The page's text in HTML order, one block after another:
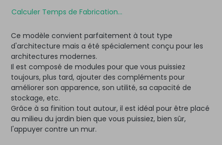
Calculer Temps de Fabrication...
Ce modèle convient parfaitement à tout type
d'architecture mais a été spécialement conçu pour les
architectures modernes.
Il est composé de modules pour que vous puissiez
toujours, plus tard, ajouter des compléments pour
améliorer son apparence, son utilité, sa capacité de
stockage, etc.
Grâce à sa finition tout autour, il est idéal pour être placé
au milieu du jardin bien que vous puissiez, bien sûr,
l'appuyer contre un mur.